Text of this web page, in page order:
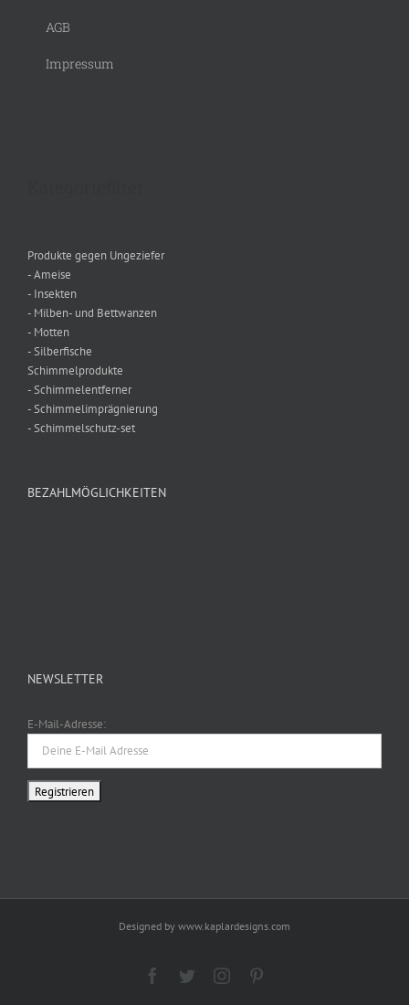
AGB
Impressum
Produkte gegen Ungeziefer
- Ameise
- Insekten
- Milben- und Bettwanzen
- Motten
- Silberfische
Schimmelprodukte
- Schimmelentferner
- Schimmelimprägnierung
- Schimmelschutz-set
BEZAHLMÖGLICHKEITEN
NEWSLETTER
E-Mail-Adresse:
Designed by www.kaplardesigns.com
Facebook
TwitterInstagram